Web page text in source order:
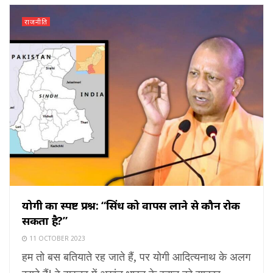
राजनीति
योगी का स्पष्ट प्रश्न: “सिंध को वापस लाने से कौन रोक
सकता है?”
11 OCTOBER 2023
हम तो बस बतियाते रह जाते हैं, पर योगी आदित्यनाथ के अलग